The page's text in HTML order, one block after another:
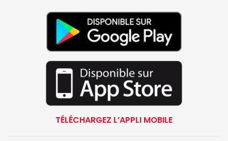
TÉLÉCHARGEZ L’APPLI MOBILE